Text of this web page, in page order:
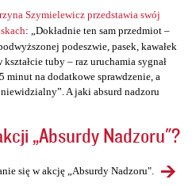
Szymielewicz przedstawia swój
: „Dokładnie ten sam przedmiot –
podeszwie, pasek, kawałek
tuby – raz uruchamia sygnał
minut na dodatkowe sprawdzenie, a
A jaki absurd nadzoru
„Absurdy Nadzoru"?
się w akcję „Absurdy Nadzoru".